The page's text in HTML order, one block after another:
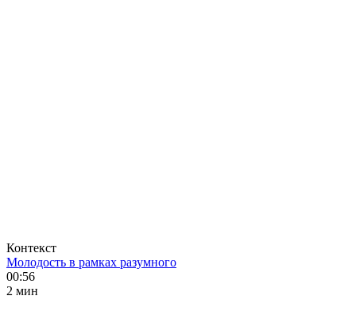
Контекст
Молодость в рамках разумного
00:56
2 мин